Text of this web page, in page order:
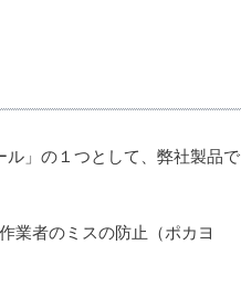
ル」の１つとして、弊社製品で
業者のミスの防止（ポカヨ